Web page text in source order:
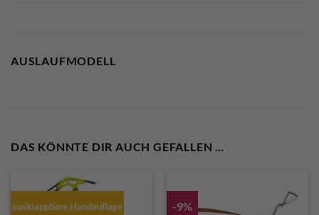
AUSLAUFMODELL
DAS KÖNNTE DIR AUCH GEFALLEN …
ausklappbare Handauflage -9%